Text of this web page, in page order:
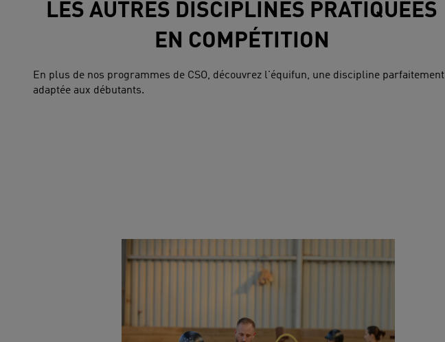
LES AUTRES DISCIPLINES PRATIQUÉES
EN COMPÉTITION
En plus de nos programmes de CSO, découvrez l'équifun, une discipline parfaitement
adaptée aux débutants.